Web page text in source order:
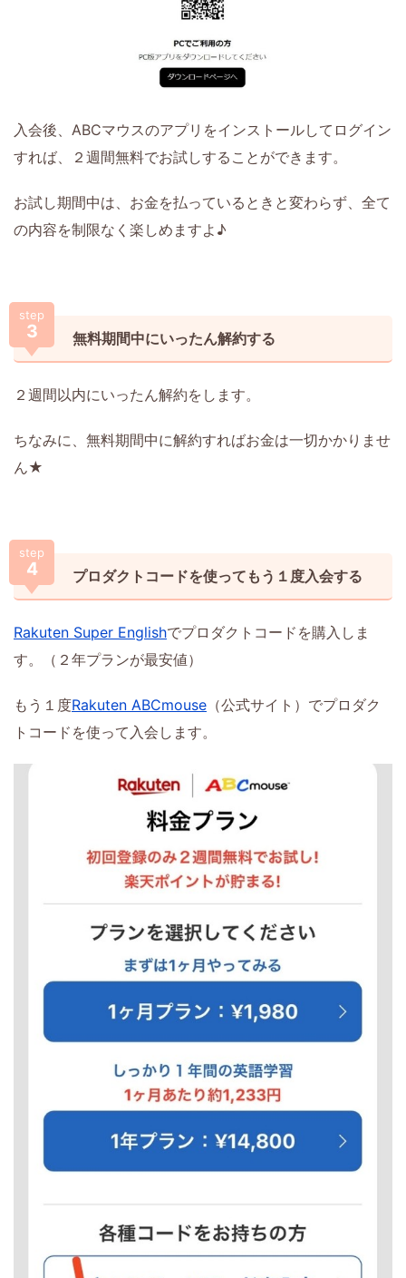
入会後、ABCマウスのアプリをインストールしてログイン
すれば、２週間無料でお試しすることができます。
お試し期間中は、お金を払っているときと変わらず、全て
の内容を制限なく楽しめますよ♪
step
3 無料期間中にいったん解約する
２週間以内にいったん解約をします。
ちなみに、無料期間中に解約すればお金は一切かかりませ
ん★
step
4 プロダクトコードを使ってもう１度入会する
Rakuten Super Englishでプロダクトコードを購入しま
す。（２年プランが最安値）
もう１度Rakuten ABCmouse （公式サイト）でプロダク
トコードを使って入会します。